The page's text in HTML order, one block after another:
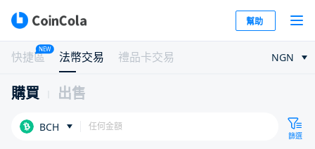
幫助
快捷區
NEW
法幣交易 禮品卡交易 NGN
購買 出售
BCH
篩選